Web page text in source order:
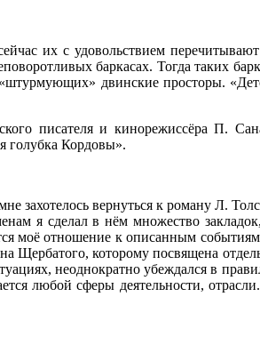
их с удовольствием
баркасах. Тогда таких
двинские просторы.
писателя и кинорежиссёра П.
голубка Кордовы».
захотелось вернуться к роману Л.
я сделал в нём множество
моё отношение к описанным
которому посвящена
неоднократно убеждался в
любой сферы деятельности,